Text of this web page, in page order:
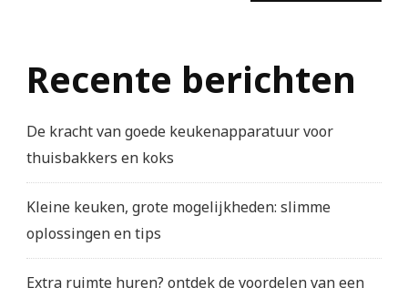
Recente berichten
De kracht van goede keukenapparatuur voor
thuisbakkers en koks
Kleine keuken, grote mogelijkheden: slimme
oplossingen en tips
Extra ruimte huren? ontdek de voordelen van een